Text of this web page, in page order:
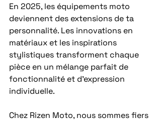
En 2025, les équipements moto
deviennent des extensions de ta
personnalité. Les innovations en
matériaux et les inspirations
stylistiques transforment chaque
pièce en un mélange parfait de
fonctionnalité et d’expression
individuelle.
Chez Rizen Moto, nous sommes fiers